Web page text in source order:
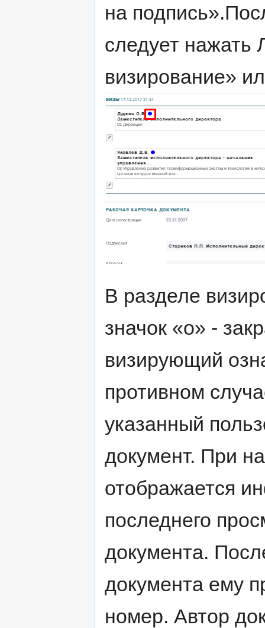
на
следует нажать
визирование»
В разделе
значок «o» -
визирующий
противном
указанный
документ. При
отображается
последнего
документа.
документа ему
номер. Автор